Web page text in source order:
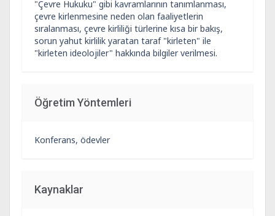
"Çevre Hukuku" gibi kavramlarının tanımlanması,
çevre kirlenmesine neden olan faaliyetlerin
sıralanması, çevre kirliliği türlerine kısa bir bakış,
sorun yahut kirlilik yaratan taraf "kirleten" ile
"kirleten ideolojiler" hakkında bilgiler verilmesi.
Öğretim Yöntemleri
Konferans, ödevler
Kaynaklar